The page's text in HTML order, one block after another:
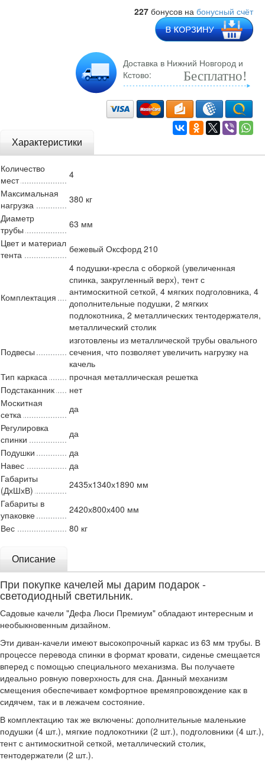
227 бонусов на бонусный счёт
Доставка в Нижний Новгород и
Кстово:
Бесплатно!
Характеристики
Количество
мест
4
Максимальная
нагрузка
380 кг
Диаметр
трубы
63 мм
Цвет и материал
тента
бежевый Оксфорд 210
Комплектация
4 подушки-кресла с оборкой (увеличенная
спинка, закругленный верх), тент с
антимоскитной сеткой, 4 мягких подголовника, 4
дополнительные подушки, 2 мягких
подлокотника, 2 металлических тентодержателя,
металлический столик
Подвесы
изготовлены из металлической трубы овального
сечения, что позволяет увеличить нагрузку на
качель
Тип каркаса
прочная металлическая решетка
Подстаканник
нет
Москитная
сетка
да
Регулировка
спинки
да
Подушки
да
Навес
да
Габариты
(ДхШхВ)
2435х1340х1890 мм
Габариты в
упаковке
2420х800х400 мм
Вес
80 кг
Описание
При покупке качелей мы дарим подарок -
светодиодный светильник.
Садовые качели "Дефа Люси Премиум" обладают интересным и
необыкновенным дизайном.
Эти диван-качели имеют высокопрочный каркас из 63 мм трубы. В
процессе перевода спинки в формат кровати, сиденье смещается
вперед с помощью специального механизма. Вы получаете
идеально ровную поверхность для сна. Данный механизм
смещения обеспечивает комфортное времяпровождение как в
сидячем, так и в лежачем состояние.
В комплектацию так же включены: дополнительные маленькие
подушки (4 шт.), мягкие подлокотники (2 шт.), подголовники (4 шт.),
тент с антимоскитной сеткой, металлический столик,
тентодержатели (2 шт.).